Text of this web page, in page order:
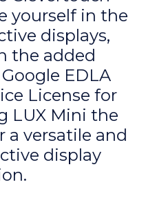
yourself in the
displays,
the added
EDLA
License for
LUX Mini the
a versatile and
display